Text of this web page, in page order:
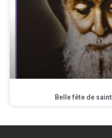
Belle fête de